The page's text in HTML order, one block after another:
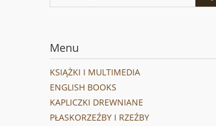
Menu
KSIĄŻKI I MULTIMEDIA
ENGLISH BOOKS
KAPLICZKI DREWNIANE
PŁASKORZEŹBY I RZEŹBY